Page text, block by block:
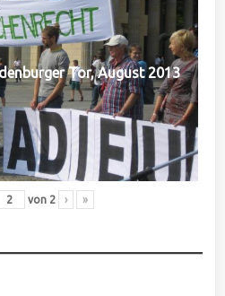
Tor, August 2013
von 2 › »